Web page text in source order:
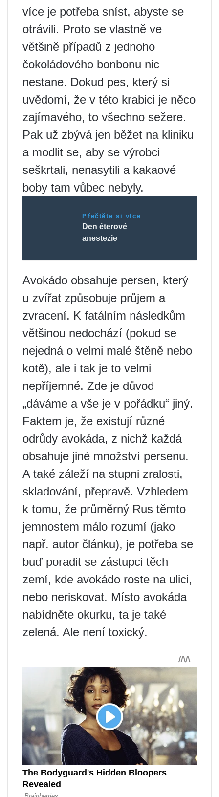
více je potřeba sníst, abyste se
otrávili. Proto se vlastně ve
většině případů z jednoho
čokoládového bonbonu nic
nestane. Dokud pes, který si
uvědomí, že v této krabici je něco
zajímavého, to všechno sežere.
Pak už zbývá jen běžet na kliniku
a modlit se, aby se výrobci
seškrtali, nenasytili a kakaové
boby tam vůbec nebyly.
Přečtěte si více
Den éterové
anestezie
Avokádo obsahuje persen, který
u zvířat způsobuje průjem a
zvracení. K fatálním následkům
většinou nedochází (pokud se
nejedná o velmi malé štěně nebo
kotě), ale i tak je to velmi
nepříjemné. Zde je důvod
„dáváme a vše je v pořádku“ jiný.
Faktem je, že existují různé
odrůdy avokáda, z nichž každá
obsahuje jiné množství persenu.
A také záleží na stupni zralosti,
skladování, přepravě. Vzhledem
k tomu, že průměrný Rus těmto
jemnostem málo rozumí (jako
např. autor článku), je potřeba se
buď poradit se zástupci těch
zemí, kde avokádo roste na ulici,
nebo neriskovat. Místo avokáda
nabídněte okurku, ta je také
zelená. Ale není toxický.